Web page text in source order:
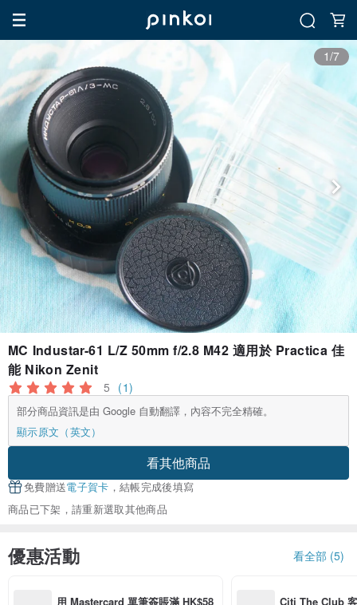
1/7
MC Industar-61 L/Z 50mm f/2.8 M42 適用於 Practica 佳
能 Nikon Zenit
5 (1)
部分商品資訊是由 Google 自動翻譯，內容不完全精確。
顯示原文（英文）
看其他商品
免費贈送電子賀卡 ，結帳完成後填寫
商品已下架，請重新選取其他商品
優惠活動 看全部 (5)
用 Mastercard 單筆簽賬滿 HK$58
Citi The Club